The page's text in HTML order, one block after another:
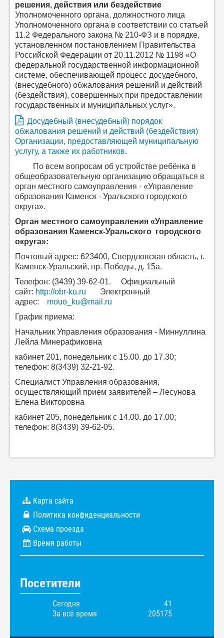
решения, действия или бездействие
Уполномоченного органа, должностного лица
Уполномоченного органа в соответствии со статьей
11.2 Федерального закона № 210-ФЗ и в порядке,
установленном постановлением Правительства
Российской Федерации от 20.11.2012 № 1198 «О
федеральной государственной информационной
системе, обеспечивающей процесс досудебного,
(внесудебного) обжалования решений и действий
(бездействия), совершенных при предоставлении
государственных и муниципальных услуг».
Досудебный (внесудебный) порядок
обжалования решений и действий (бездействия)
Организации, предоставляющей муниципальную
услугу, а также их работников.
По всем вопросам об устройстве ребёнка в
общеобразовательную организацию обращаться в
орган местного самоуправления - «Управление
образования Каменск - Уральского городского
округа».
Орган местного самоуправления «Управление
образования Каменск-Уральского городского
округа»:
Почтовый адрес: 623400, Свердловская область, г.
Каменск-Уральский, пр. Победы, д. 15а.
Телефон: (3439) 39-62-01. Официальный
сайт: http://obr-ku.ru Электронный
адрес: mouo_ku@mail.ru
График приема:
Начальник Управления образования - Миннуллина
Лейла Минерафиковна
кабинет 201, понедельник с 15.00. до 17.30;
телефон: 8(3439) 32-21-92.
Специалист Управления образования,
осуществляющий прием заявителей – Лесунова
Елена Викторовна
кабинет 205, понедельник с 14.00. до 17.00;
телефон: 8(3439) 39-62-05.
Карта сайта
Политика конфиденциальности
Схема проезда
Время работы
Посетители
Сегодня
41
За всё время
205175